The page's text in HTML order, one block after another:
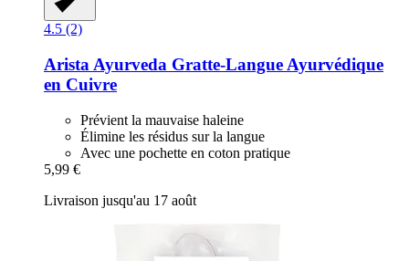
4.5 (2)
Arista Ayurveda Gratte-​Langue Ayurvédique
en Cuivre
Prévient la mauvaise haleine
Élimine les résidus sur la langue
Avec une pochette en coton pratique
5,99 €
Livraison jusqu'au 17 août